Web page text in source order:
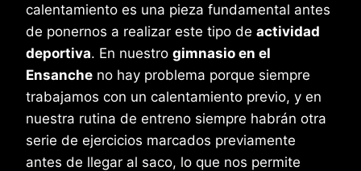
calentamiento es una pieza fundamental antes
de ponernos a realizar este tipo de actividad
deportiva. En nuestro gimnasio en el
Ensanche no hay problema porque siempre
trabajamos con un calentamiento previo, y en
nuestra rutina de entreno siempre habrán otra
serie de ejercicios marcados previamente
antes de llegar al saco, lo que nos permite